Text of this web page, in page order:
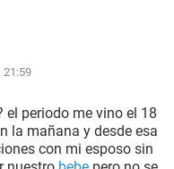
21:59
el periodo me vino el 18
la mañana y desde esa
con mi esposo sin